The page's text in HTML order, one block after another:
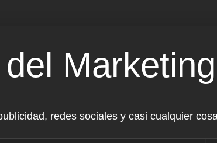
Marketing
redes sociales y casi cualquier